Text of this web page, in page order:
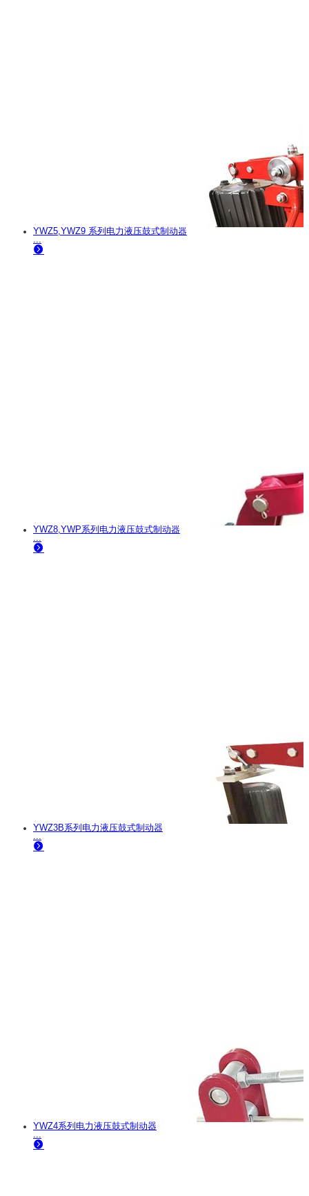
YWZ5,YWZ9 系列电力液压鼓式制动器
...
YWZ8,YWP系列电力液压鼓式制动器
...
YWZ3B系列电力液压鼓式制动器
...
YWZ4系列电力液压鼓式制动器
...